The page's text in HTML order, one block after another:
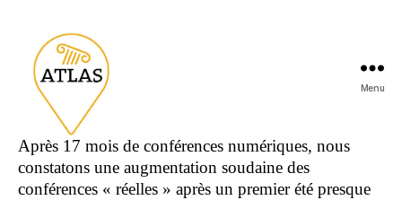
Menu
Après 17 mois de conférences numériques, nous
constatons une augmentation soudaine des
conférences « réelles » après un premier été presque